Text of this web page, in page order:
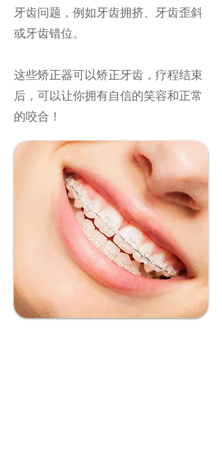
牙齿问题，例如牙齿拥挤、牙齿歪斜
或牙齿错位。
这些矫正器可以矫正牙齿，疗程结束
后，可以让你拥有自信的笑容和正常
的咬合！